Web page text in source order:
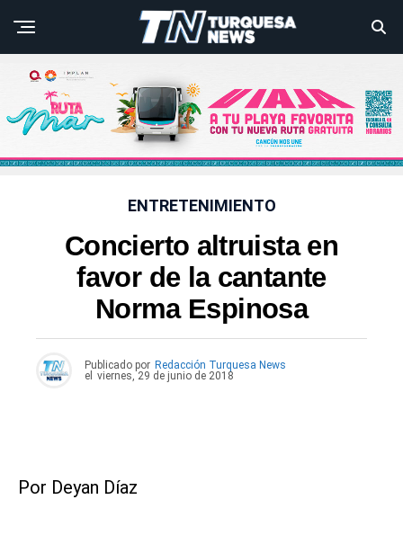
ENTRETENIMIENTO
Concierto altruista en
favor de la cantante
Norma Espinosa
Publicado por Redacción Turquesa News
el viernes, 29 de junio de 2018
Por Deyan Díaz